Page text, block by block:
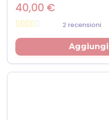
40,00 €
2 recensioni
Prezzo